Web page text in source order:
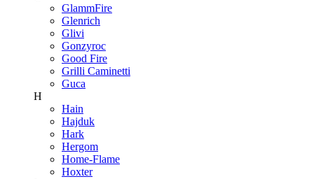
GlammFire
Glenrich
Glivi
Gonzyroc
Good Fire
Grilli Caminetti
Guca
H
Hain
Hajduk
Hark
Hergom
Home-Flame
Hoxter